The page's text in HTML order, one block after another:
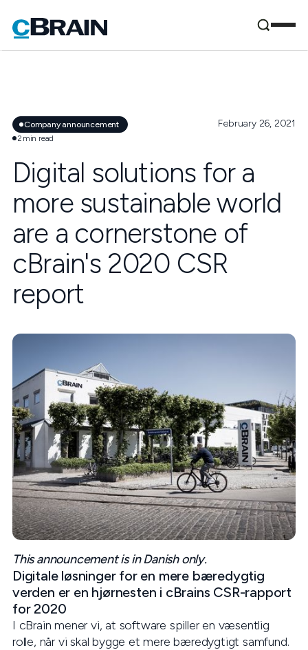
Company announcement
2 min read
February 26, 2021
Digital solutions for a
more sustainable world
are a cornerstone of
cBrain's 2020 CSR
report
This announcement is in Danish only.
Digitale løsninger for en mere bæredygtig
verden er en hjørnesten i cBrains CSR-rapport
for 2020
I cBrain mener vi, at software spiller en væsentlig
rolle, når vi skal bygge et mere bæredygtigt samfund.